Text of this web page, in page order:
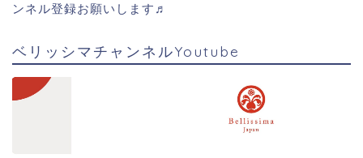
ンネル登録お願いします♬
ベリッシマチャンネルYoutube